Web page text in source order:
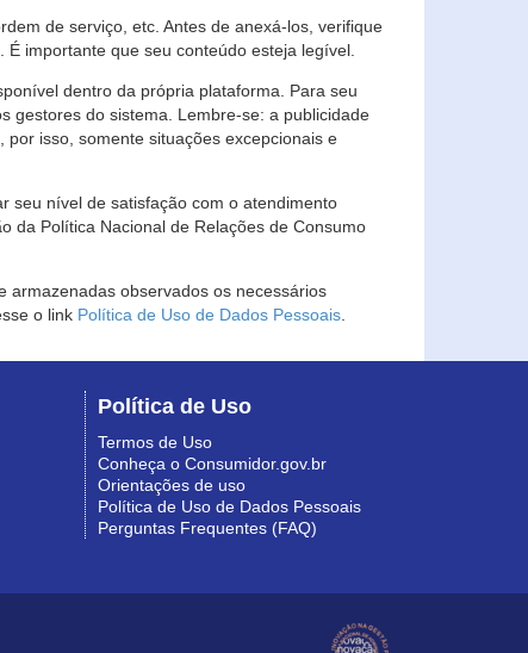
de serviço, etc. Antes de anexá-los, verifique
importante que seu conteúdo esteja legível.
dentro da própria plataforma. Para seu
gestores do sistema. Lembre-se: a publicidade
isso, somente situações excepcionais e
seu nível de satisfação com o atendimento
da Política Nacional de Relações de Consumo
observados os necessários
o link Política de Uso de Dados Pessoais
Política de Uso
Termos de Uso
Conheça o Consumidor.gov.br
Orientações de uso
Política de Uso de Dados Pessoais
Perguntas Frequentes (FAQ)